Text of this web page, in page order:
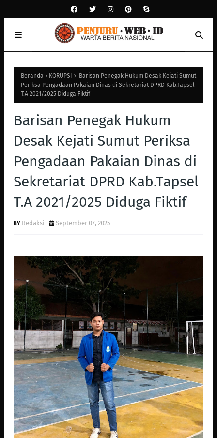
Beranda KORUPSI
Barisan Penegak Hukum Desak Kejati Sumut
Periksa Pengadaan Pakaian Dinas di Sekretariat DPRD Kab.Tapsel
T.A 2021/2025 Diduga Fiktif
Barisan Penegak Hukum
Desak Kejati Sumut Periksa
Pengadaan Pakaian Dinas di
Sekretariat DPRD Kab.Tapsel
T.A 2021/2025 Diduga Fiktif
Redaksi September 07, 2025